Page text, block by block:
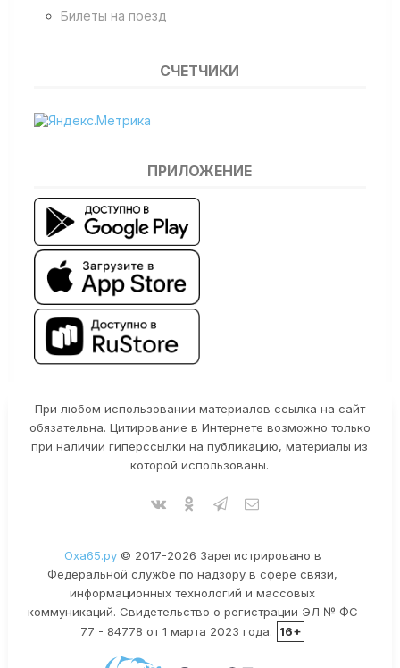
Билеты на поезд
СЧЕТЧИКИ
ПРИЛОЖЕНИЕ
При любом использовании материалов ссылка на сайт
обязательна. Цитирование в Интернете возможно только
при наличии гиперссылки на публикацию, материалы из
которой использованы.
Оха65.ру© 2017-2026 Зарегистрировано в
Федеральной службе по надзору в сфере связи,
информационных технологий и массовых
коммуникаций. Свидетельство о регистрации ЭЛ № ФС
77 - 84778 от 1 марта 2023 года.
16+